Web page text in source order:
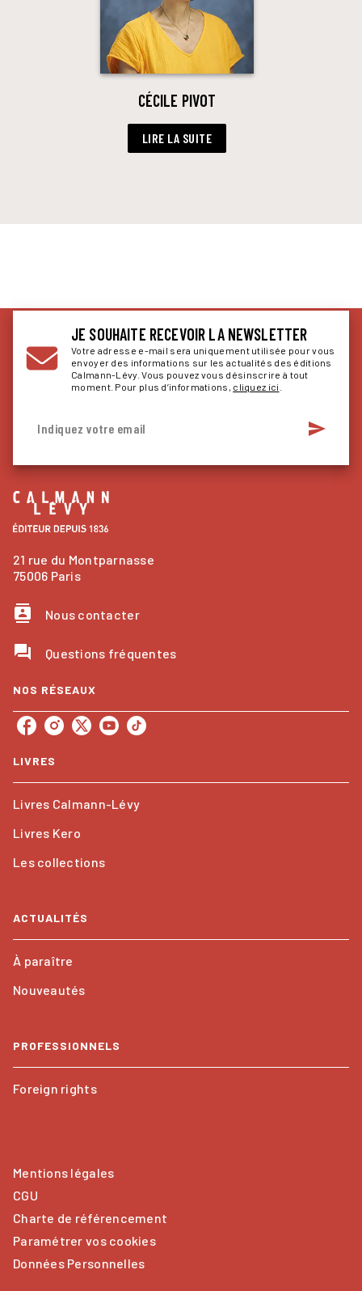
CÉCILE PIVOT
LIRE LA SUITE
JE SOUHAITE RECEVOIR LA NEWSLETTER
Votre adresse e-mail sera uniquement utilisée pour vous
envoyer des informations sur les actualités des éditions
Calmann-Lévy. Vous pouvez vous désinscrire à tout
moment. Pour plus d’informations, cliquez ici
Indiquez votre email send
21 rue du Montparnasse
75006 Paris
contacts Nous contacter
question_answer Questions fréquentes
NOS RÉSEAUX
LIVRES
Livres Calmann-Lévy
Livres Kero
Les collections
ACTUALITÉS
À paraître
Nouveautés
PROFESSIONNELS
Foreign rights
Mentions légales
CGU
Charte de référencement
Paramétrer vos cookies
Données Personnelles